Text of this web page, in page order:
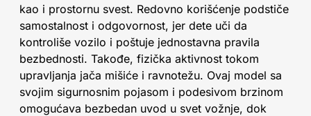
kao i prostornu svest. Redovno korišćenje podstiče
samostalnost i odgovornost, jer dete uči da
kontroliše vozilo i poštuje jednostavna pravila
bezbednosti. Takođe, fizička aktivnost tokom
upravljanja jača mišiće i ravnotežu. Ovaj model sa
svojim sigurnosnim pojasom i podesivom brzinom
omogućava bezbedan uvod u svet vožnje, dok